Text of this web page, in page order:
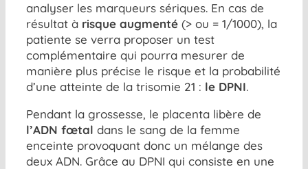
analyser les marqueurs sériques. En cas de
résultat àrisque augmenté(> ou = 1/1000), la
patiente se verra proposer un test
complémentaire qui pourra mesurer de
manière plus précise le risque et la probabilité
d’une atteinte de la trisomie 21 : le DPNI.
Pendant la grossesse, le placenta libère de
l’ADN fœtal dans le sang de la femme
enceinte provoquant donc un mélange des
deux ADN. Grâce au DPNI qui consiste en une